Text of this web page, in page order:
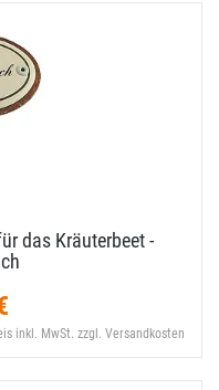
das Kräuterbeet -
inkl. MwSt. zzgl. Versandkosten